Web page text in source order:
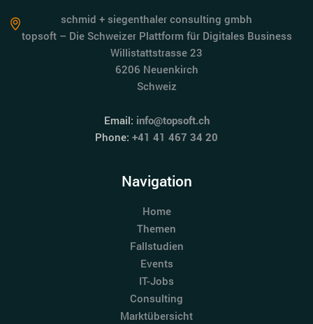
schmid + siegenthaler consulting gmbh
topsoft – Die Schweizer Plattform für Digitales Business
Willistattstrasse 23
6206 Neuenkirch
Schweiz
Email: info@topsoft.ch
Phone: +41 41 467 34 20
Navigation
Home
Themen
Fallstudien
Events
IT-Jobs
Consulting
Marktübersicht